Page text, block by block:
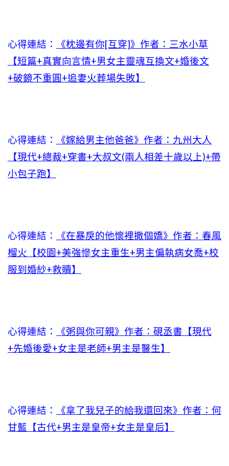
心得連結：
《枕邊有你[互穿]》作者：三水小草
【短篇+真實向言情+男女主靈魂互換文+婚後文
+破鏡不重圓+追妻火葬場失敗】
心得連結：
《嫁給男主他爸爸》作者：九州大人
【現代+總裁+穿書+大叔文(兩人相差十歲以上)+帶
小包子跑】
心得連結：
《在暴戾的他懷裡撒個嬌》作者：春風
榴火【校園+美強慘女主重生+男主偏執病女喬+校
服到婚紗+救贖】
心得連結：
《粥與你可親》作者：硯丞書【現代
+先婚後愛+女主是老師+男主是醫生】
心得連結：
《拿了我兒子的給我還回來》作者：何
甘藍【古代+男主是皇帝+女主是皇后】